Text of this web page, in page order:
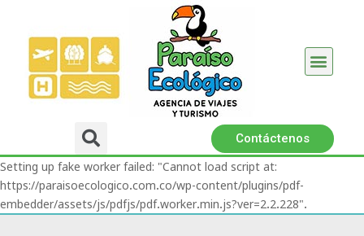
Contáctenos
Setting up fake worker failed: "Cannot load script at:
https://paraisoecologico.com.co/wp-content/plugins/pdf-
embedder/assets/js/pdfjs/pdf.worker.min.js?ver=2.2.228".